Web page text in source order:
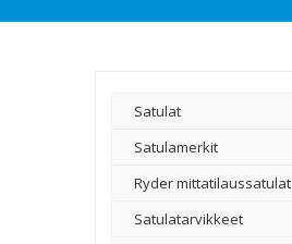
Satulat
Satulamerkit
Ryder mittatilaussatulat
Satulatarvikkeet
–